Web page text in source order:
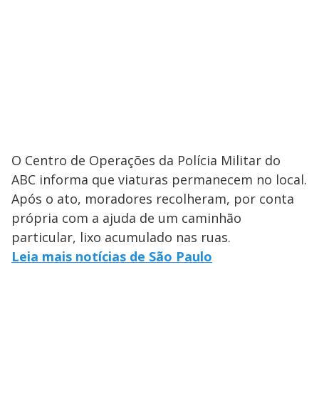
O Centro de Operações da Polícia Militar do
ABC informa que viaturas permanecem no local.
Após o ato, moradores recolheram, por conta
própria com a ajuda de um caminhão
particular, lixo acumulado nas ruas.
Leia mais notícias de São Paulo